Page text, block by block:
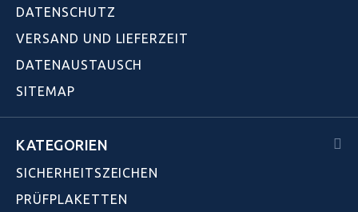
DATENSCHUTZ
VERSAND UND LIEFERZEIT
DATENAUSTAUSCH
SITEMAP
KATEGORIEN
SICHERHEITSZEICHEN
PRÜFPLAKETTEN